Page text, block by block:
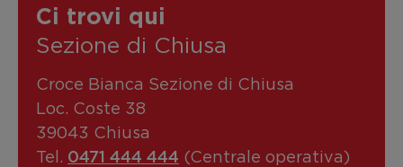
Ci trovi qui
Sezione di Chiusa
Croce Bianca Sezione di Chiusa
Loc. Coste 38
39043 Chiusa
Tel. 0471 444 444 (Centrale operativa)